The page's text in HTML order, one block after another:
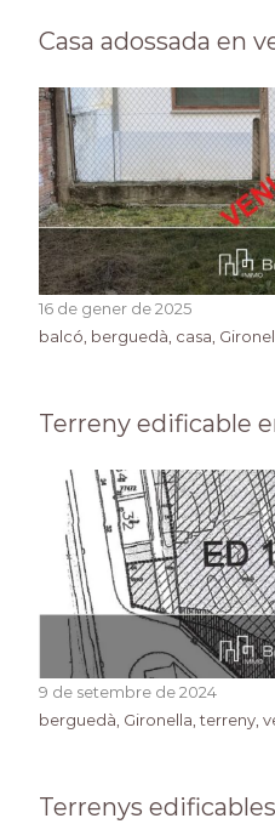
Casa adossada en
16 de gener de 2025
balcó, berguedà, casa,
Terreny edificable
9 de setembre de 2024
berguedà Gironella , terreny
Terrenys